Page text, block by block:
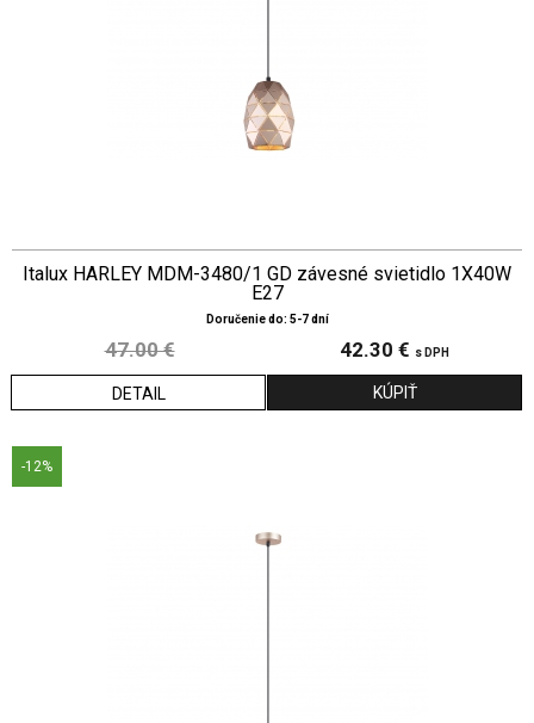
Italux HARLEY MDM-3480/1 GD závesné svietidlo 1X40W
E27
Doručenie do: 5-7 dní
47.00 € 42.30 € s DPH
DETAIL
-12%